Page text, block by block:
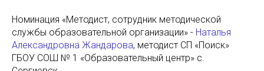
Номинация «Методист, сотрудник методической
службы образовательной организации» - Наталья
Александровна Жандарова, методист СП «Поиск»
ГБОУ СОШ № 1 «Образовательный центр» с.